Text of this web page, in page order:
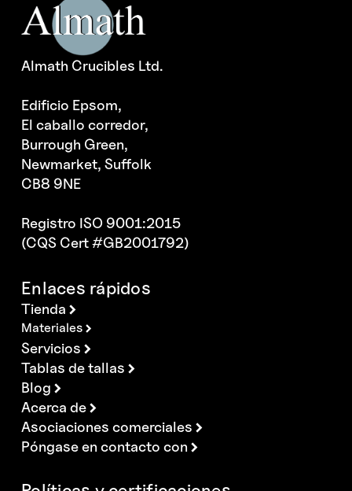
Almath Crucibles Ltd.
Edificio Epsom,
El caballo corredor,
Burrough Green,
Newmarket, Suffolk
CB8 9NE
Registro ISO 9001:2015
(CQS Cert #GB2001792)
Enlaces rápidos
Tienda
Materiales
Servicios
Tablas de tallas
Blog
Acerca de
Asociaciones comerciales
Póngase en contacto con